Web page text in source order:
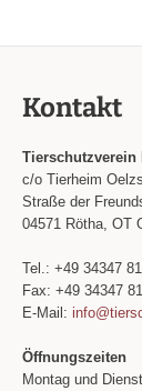
Kontakt
Tierschutzverein
c/o Tierheim
Straße der
04571 Rötha, OT
Tel.: +49 34347
Fax: +49 34347
E-Mail:
Öffnungszeiten
Montag und